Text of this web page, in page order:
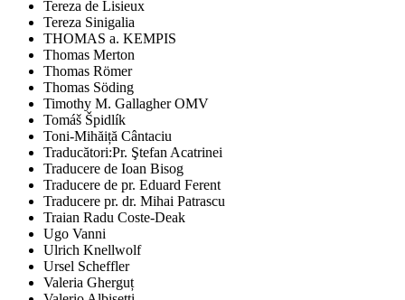
Tereza de Lisieux
Tereza Sinigalia
THOMAS a. KEMPIS
Thomas Merton
Thomas Römer
Thomas Söding
Timothy M. Gallagher OMV
Tomáš Špidlík
Toni-Mihăiță Cântaciu
Traducători:Pr. Ştefan Acatrinei
Traducere de Ioan Bisog
Traducere de pr. Eduard Ferent
Traducere pr. dr. Mihai Patrascu
Traian Radu Coste-Deak
Ugo Vanni
Ulrich Knellwolf
Ursel Scheffler
Valeria Gherguț